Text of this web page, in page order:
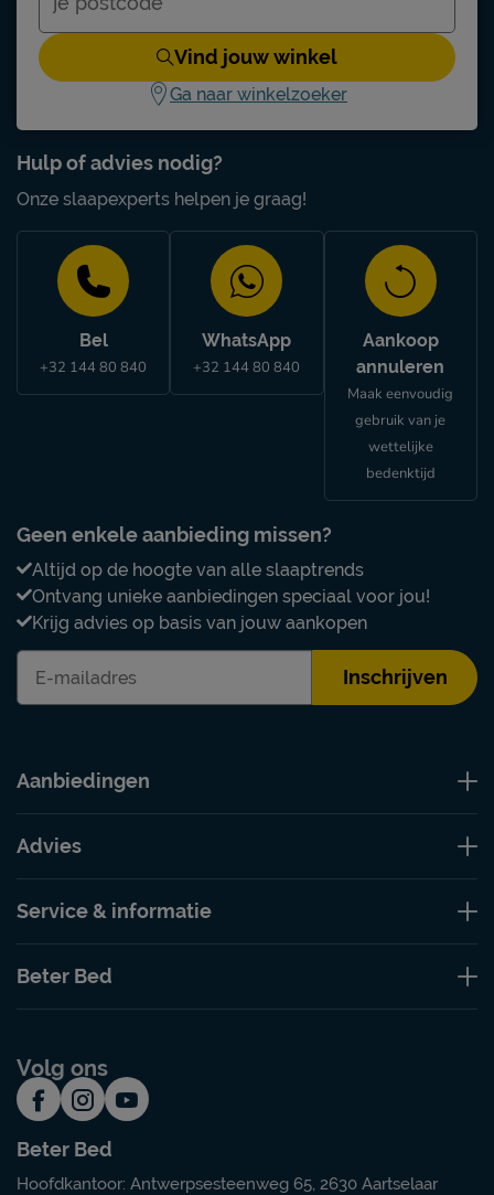
Hulp of advies nodig?
Onze slaapexperts helpen je graag!
Bel
+32 144 80 840
WhatsApp
+32 144 80 840
Aankoop
annuleren
Maak eenvoudig
gebruik van je
wettelijke
bedenktijd
Geen enkele aanbieding missen?
Altijd op de hoogte van alle slaaptrends
Ontvang unieke aanbiedingen speciaal voor jou!
Krijg advies op basis van jouw aankopen
Inschrijven
Vind jouw winkel
Ga naar winkelzoeker
Aanbiedingen
Advies
Service & informatie
Beter Bed
Volg ons
Beter Bed
Hoofdkantoor: Antwerpsesteenweg 65, 2630 Aartselaar